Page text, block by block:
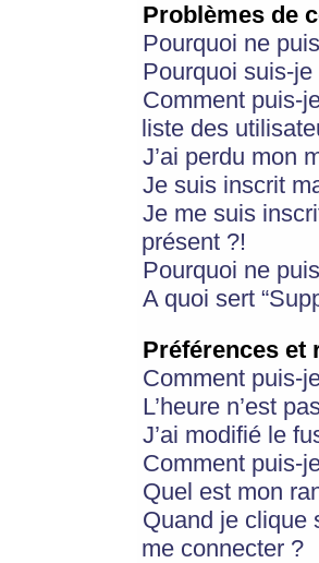
Problèmes de
Pourquoi ne
Pourquoi suis-
Comment puis-
liste des
J’ai perdu mon
Je suis inscrit
Je me suis
présent ?!
Pourquoi ne
A quoi sert
Préférences et
Comment puis-
L’heure n’est
J’ai modifié le
Comment puis-
Quel est mon
Quand je clique
me connecter ?